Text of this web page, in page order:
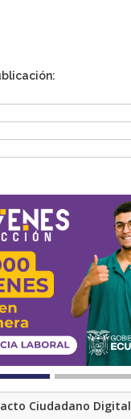
Ciudadano Digital